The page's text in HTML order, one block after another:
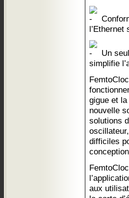
l’Ethernet
Un
simplifie
gigue et
nouvelle
solutions
difficiles
aux